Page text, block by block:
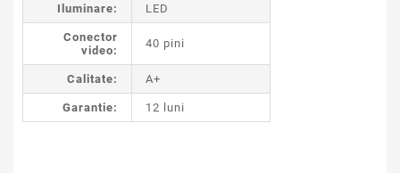
Iluminare: LED
Conector
video:
40 pini
Calitate: A+
Garantie: 12 luni